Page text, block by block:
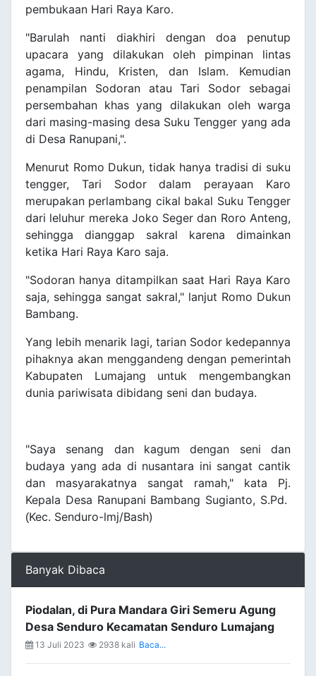
pembukaan Hari Raya Karo.
"Barulah nanti diakhiri dengan doa penutup
upacara yang dilakukan oleh pimpinan lintas
agama, Hindu, Kristen, dan Islam. Kemudian
penampilan Sodoran atau Tari Sodor sebagai
persembahan khas yang dilakukan oleh warga
dari masing-masing desa Suku Tengger yang ada
di Desa Ranupani,".
Menurut Romo Dukun, tidak hanya tradisi di suku
tengger, Tari Sodor dalam perayaan Karo
merupakan perlambang cikal bakal Suku Tengger
dari leluhur mereka Joko Seger dan Roro Anteng,
sehingga dianggap sakral karena dimainkan
ketika Hari Raya Karo saja.
"Sodoran hanya ditampilkan saat Hari Raya Karo
saja, sehingga sangat sakral," lanjut Romo Dukun
Bambang.
Yang lebih menarik lagi, tarian Sodor kedepannya
pihaknya akan menggandeng dengan pemerintah
Kabupaten Lumajang untuk mengembangkan
dunia pariwisata dibidang seni dan budaya.
"Saya senang dan kagum dengan seni dan
budaya yang ada di nusantara ini sangat cantik
dan masyarakatnya sangat ramah," kata Pj.
Kepala Desa Ranupani Bambang Sugianto, S.Pd.
(Kec. Senduro-lmj/Bash)
Banyak Dibaca
Piodalan, di Pura Mandara Giri Semeru Agung
Desa Senduro Kecamatan Senduro Lumajang
13 Juli 2023 2938 kali Baca...